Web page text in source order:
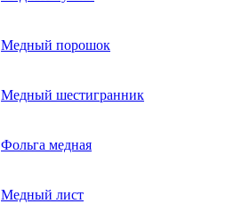
Медный порошок
Медный шестигранник
Фольга медная
Медный лист